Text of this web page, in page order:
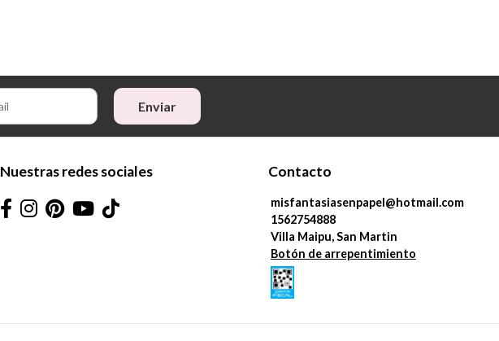
Enviar
Nuestras redes sociales Contacto
misfantasiasenpapel@hotmail.com
1562754888
Villa Maipu, San Martin
Botón de arrepentimiento